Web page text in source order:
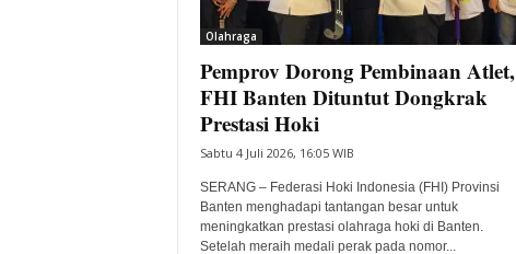
Olahraga
Pemprov Dorong Pembinaan Atlet,
FHI Banten Dituntut Dongkrak
Prestasi Hoki
Sabtu 4 Juli 2026, 16:05 WIB
SERANG – Federasi Hoki Indonesia (FHI) Provinsi
Banten menghadapi tantangan besar untuk
meningkatkan prestasi olahraga hoki di Banten.
Setelah meraih medali perak pada nomor...